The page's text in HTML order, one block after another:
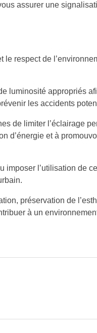
assurer une
respect de
luminosité appropriés
les accidents
de limiter l’éclairage
d’énergie et à
imposer l’utilisation de
préservation de
à un